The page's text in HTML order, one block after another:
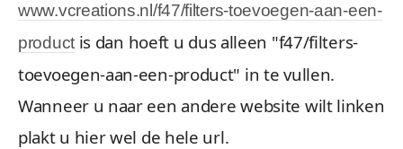
www.vcreations.nl/f47/filters-toevoegen-aan-een-
productis dan hoeft u dus alleen "f47/filters-
toevoegen-aan-een-product" in te vullen.
Wanneer u naar een andere website wilt linken
plakt u hier wel de hele url.